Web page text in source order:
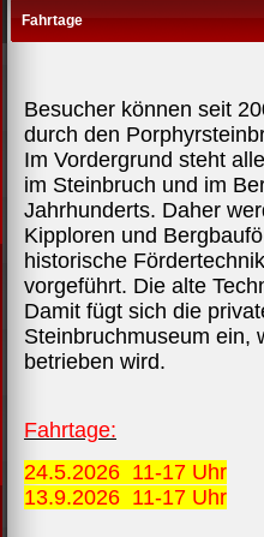
Fahrtage
Besucher können seit
durch den
Im Vordergrund steht
im Steinbruch und im
Jahrhunderts. Daher
Kipploren und
historische
vorgeführt. Die alte
Damit fügt sich die
Steinbruchmuseum ein,
betrieben wird.
Fahrtage:
24.5.2026 11-17 Uhr
13.9.2026 11-17 Uhr